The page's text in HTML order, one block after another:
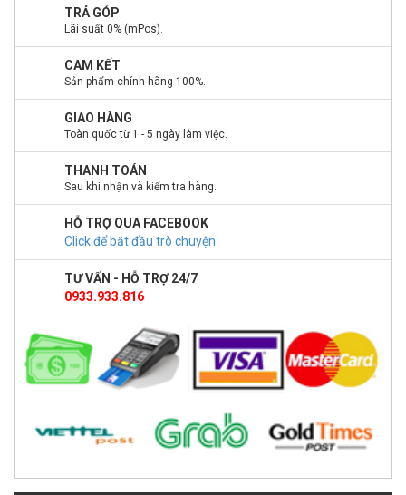
TRẢ GÓP
Lãi suất 0% (mPos).
CAM KẾT
Sản phẩm chính hãng 100%.
GIAO HÀNG
Toàn quốc từ 1 - 5 ngày làm việc.
THANH TOÁN
Sau khi nhận và kiểm tra hàng.
HỖ TRỢ QUA FACEBOOK
Click để bắt đầu trò chuyện.
TƯ VẤN - HỖ TRỢ 24/7
0933.933.816